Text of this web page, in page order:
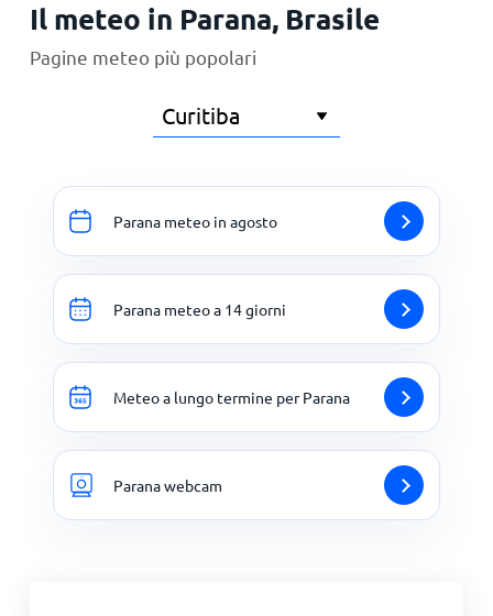
Il meteo in Parana, Brasile
Pagine meteo più popolari
Parana meteo in agosto
Parana meteo a 14 giorni
Meteo a lungo termine per Parana
Parana webcam